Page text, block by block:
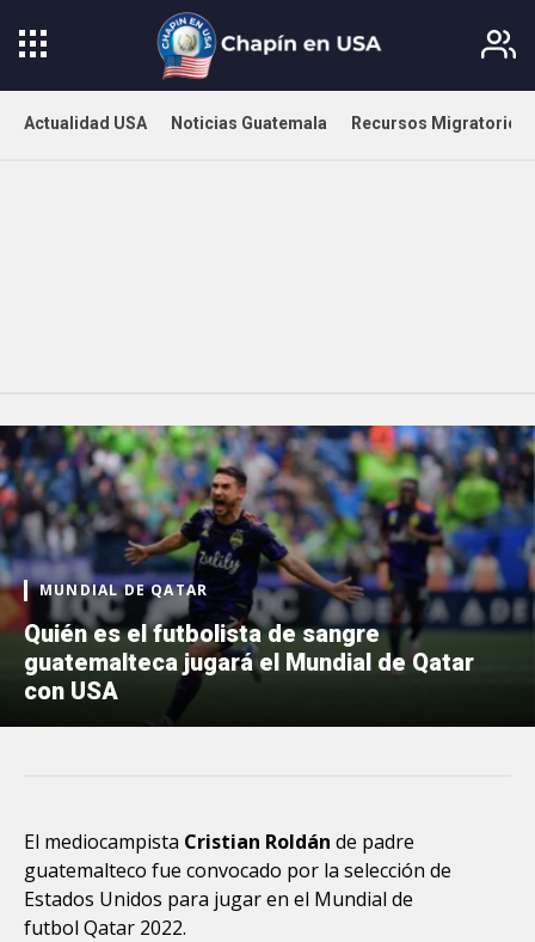
Actualidad USA Noticias Guatemala Recursos Migratorios
MUNDIAL DE QATAR
Quién es el futbolista de sangre
guatemalteca jugará el Mundial de Qatar
con USA
El mediocampista Cristian Roldán de padre
guatemalteco fue convocado por la selección de
Estados Unidos para jugar en el Mundial de
futbol Qatar 2022.